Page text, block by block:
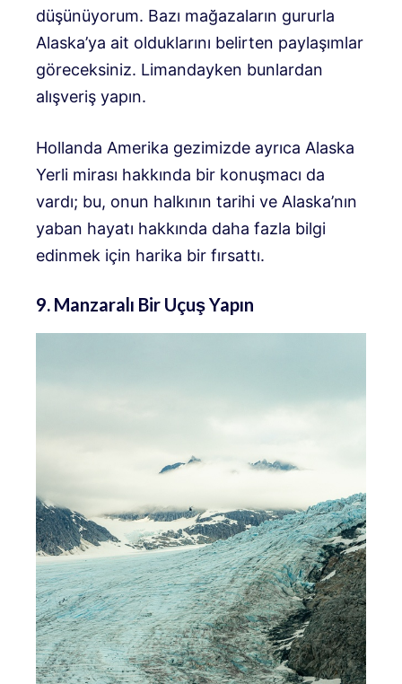
düşünüyorum. Bazı mağazaların gururla
Alaska’ya ait olduklarını belirten paylaşımlar
göreceksiniz. Limandayken bunlardan
alışveriş yapın.
Hollanda Amerika gezimizde ayrıca Alaska
Yerli mirası hakkında bir konuşmacı da
vardı; bu, onun halkının tarihi ve Alaska’nın
yaban hayatı hakkında daha fazla bilgi
edinmek için harika bir fırsattı.
9. Manzaralı Bir Uçuş Yapın